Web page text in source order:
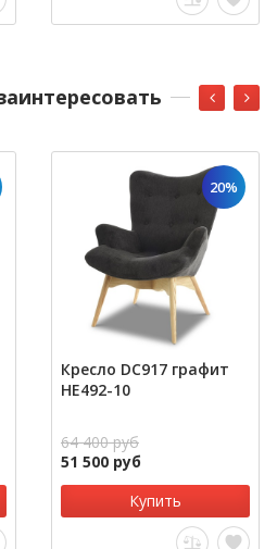
20%
Кресло DC917 графит
HE492-10
64 400 руб
51 500 руб
Купить